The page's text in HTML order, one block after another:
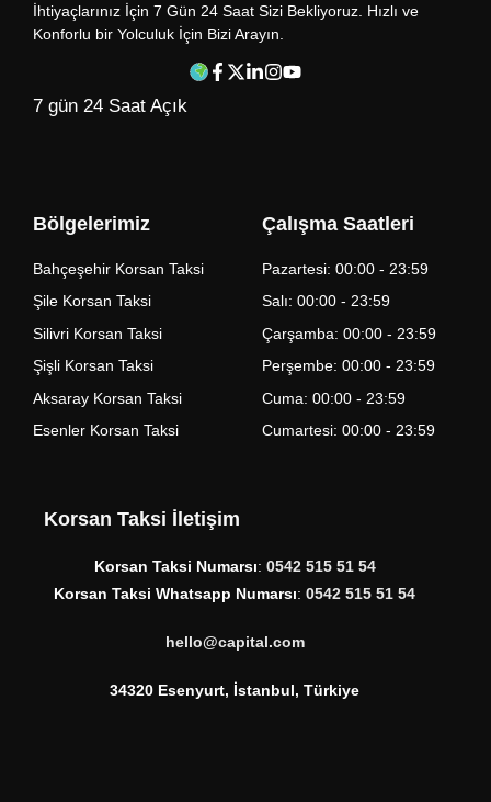
İhtiyaçlarınız İçin 7 Gün 24 Saat Sizi Bekliyoruz. Hızlı ve
Konforlu bir Yolculuk İçin Bizi Arayın.
7 gün 24 Saat Açık
Bölgelerimiz
Bahçeşehir Korsan Taksi
Şile Korsan Taksi
Silivri Korsan Taksi
Şişli Korsan Taksi
Aksaray Korsan Taksi
Esenler Korsan Taksi
Çalışma Saatleri
Pazartesi: 00:00 - 23:59
Salı: 00:00 - 23:59
Çarşamba: 00:00 - 23:59
Perşembe: 00:00 - 23:59
Cuma: 00:00 - 23:59
Cumartesi: 00:00 - 23:59
Korsan Taksi İletişim
Korsan Taksi Numarsı: 0542 515 51 54
Korsan Taksi Whatsapp Numarsı: 0542 515 51 54
hello@capital.com
34320 Esenyurt, İstanbul, Türkiye